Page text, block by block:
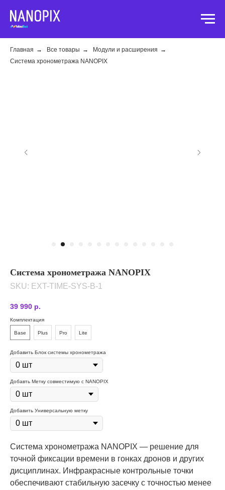
Главная → Все товары → Модули и расширения →
Система хронометража NANOPIX
Система хронометража NANOPIX
SKU: EXT-TIME-SYS-B-1
39 990 р.
Комплектация
Base Plus Pro Lite
Добавить Блок системы хронометража
Добавть Метку совместимую с NANOPIX
Добавить Универсальную метку
Система хронометража NANOPIX — решение для
точной фиксации времени в гонках дронов и других
дисциплинах. Инфракрасные контрольные точки
обеспечивают стабильную засечку с точностью менее